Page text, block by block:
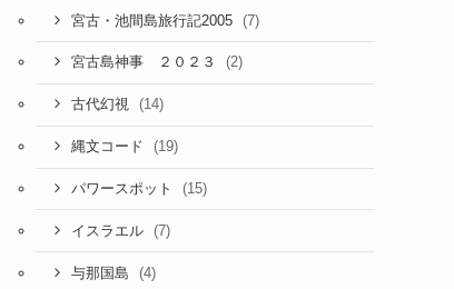
宮古・池間島旅行記2005 (7)
宮古島神事 ２０２３ (2)
古代幻視 (14)
縄文コード (19)
パワースポット (15)
イスラエル (7)
与那国島 (4)